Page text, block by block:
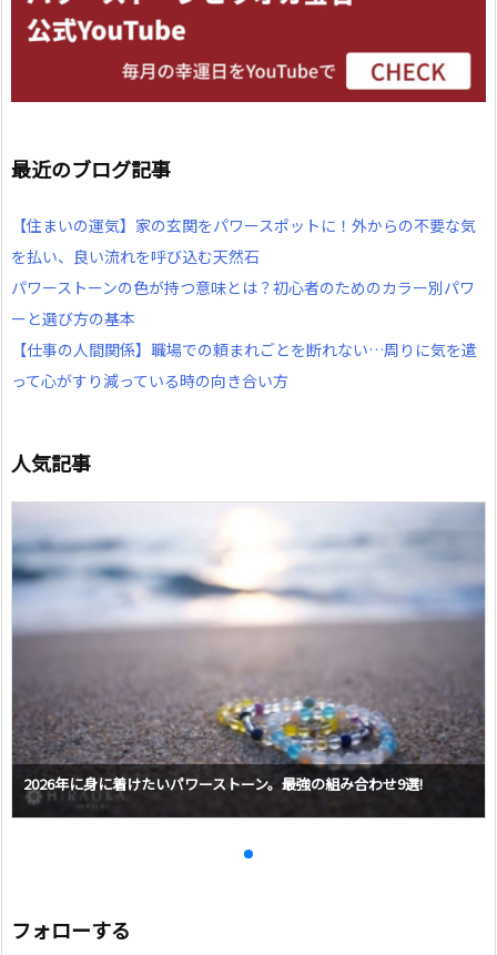
最近のブログ記事
【住まいの運気】家の玄関をパワースポットに！外からの不要な気
を払い、良い流れを呼び込む天然石
パワーストーンの色が持つ意味とは？初心者のためのカラー別パワ
ーと選び方の基本
【仕事の人間関係】職場での頼まれごとを断れない…周りに気を遣
って心がすり減っている時の向き合い方
人気記事
2026年に身に着けたいパワーストーン。最強の組み合わせ9選!
フォローする